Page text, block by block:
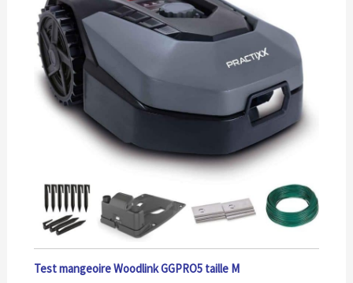
Test mangeoire Woodlink GGPRO5 taille M